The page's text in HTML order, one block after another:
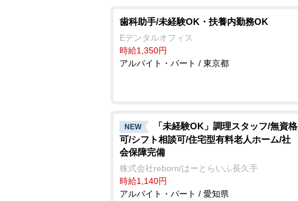
歯科助手/未経験OK・扶養内勤務OK
Eデンタルオフィス
時給1,350円
アルバイト・パート / 東京都
NEW
「未経験OK」調理スタッフ/無資格
可/シフト相談可/住宅型有料老人ホーム/社
会保障完備
株式会社reborn/はーとらいふ長久手
時給1,140円
アルバイト・パート / 愛知県